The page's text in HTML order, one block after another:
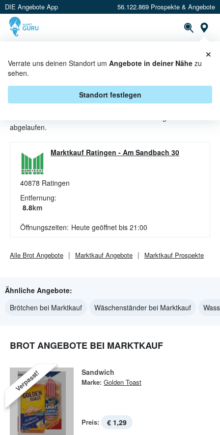
DIE Angebote App 56.122.869 Prospekte & Angebote
Verrate uns deinen Standort um Angebote in deiner Nähe zu
sehen.
Standort festlegen
×
BROT ANGEBOTE & AKTIONEN
BEI MARKTKAUF
abgelaufen.
Marktkauf Ratingen - Am Sandbach 30
40878 Ratingen
Entfernung:
8.8km
Öffnungszeiten: Heute geöffnet bis 21:00
Alle Brot Angebote Marktkauf Angebote Marktkauf Prospekte
Ähnliche Angebote:
Brötchen bei Marktkauf
Wäschenständer bei Marktkauf
BROT ANGEBOTE BEI MARKTKAUF
Verpasst! Sandwich
Marke: Golden Toast
Preis: € 1,29